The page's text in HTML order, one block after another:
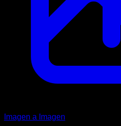
Imagen a Imagen